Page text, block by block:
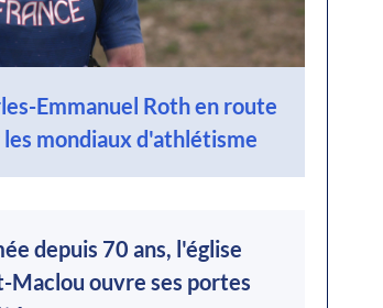
Emmanuel Roth en route
les mondiaux d'athlétisme
depuis 70 ans, l'église
Maclou ouvre ses portes